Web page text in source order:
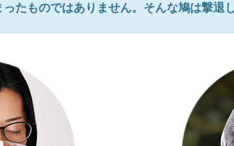
たものではありません。そんな鳩は撃退